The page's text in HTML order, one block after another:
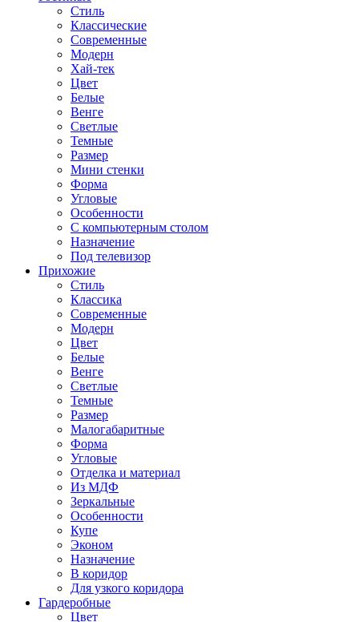
Стиль
Классические
Современные
Модерн
Хай-тек
Цвет
Белые
Венге
Светлые
Темные
Размер
Мини стенки
Форма
Угловые
Особенности
С компьютерным столом
Назначение
Под телевизор
Прихожие
Стиль
Классика
Современные
Модерн
Цвет
Белые
Венге
Светлые
Темные
Размер
Малогабаритные
Форма
Угловые
Отделка и материал
Из МДФ
Зеркальные
Особенности
Купе
Эконом
Назначение
В коридор
Для узкого коридора
Гардеробные
Цвет